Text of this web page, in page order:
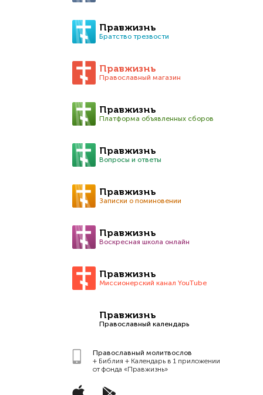
Правжизнь
Братство трезвости
Правжизнь
Православный магазин
Правжизнь
Платформа объявленных сборов
Правжизнь
Вопросы и ответы
Правжизнь
Записки о поминовении
Правжизнь
Воскресная школа онлайн
Правжизнь
Миссионерский канал YouTube
Правжизнь
Православный календарь
Православный молитвослов
+ Библия + Календарь в 1 приложении
от фонда «Правжизнь»